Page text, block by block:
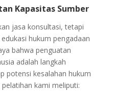
Kapasitas Sumber
jasa konsultasi, tetapi
hukum pengadaan
bahwa penguatan
adalah langkah
potensi kesalahan hukum
kami meliputi: